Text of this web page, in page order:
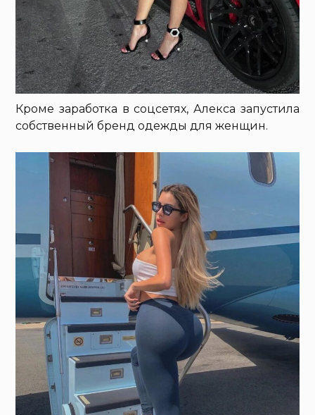
Кроме заработка в соцсетях, Алекса запустила
собственный бренд одежды для женщин.